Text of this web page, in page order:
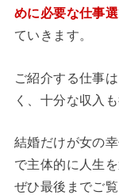
めに必要な仕事
ていきます。
ご紹介する仕事
く、十分な収入
結婚だけが女の
で主体的に人生
ぜひ最後までご覧